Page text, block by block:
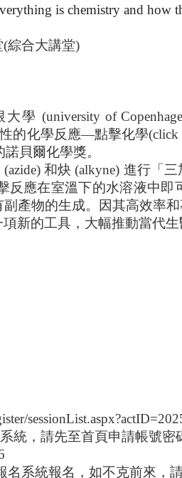
is chemistry and how
(綜合大講堂)
大學 (university of
的化學反應—點擊化學(click
諾貝爾化學獎。
(azide)和炔 (alkyne) 進行「三
反應在室溫下的水溶液中
產物的生成。因其高效率
新的工具，大幅推動當代
統，請先至首頁申請帳號密
名系統報名，如不克前來，